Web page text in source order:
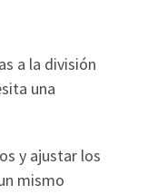
a la división
una
y ajustar los
mismo